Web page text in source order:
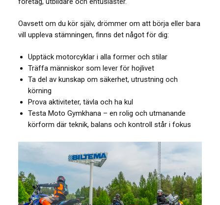
Oavsett om du kör själv, drömmer om att börja eller bara
vill uppleva stämningen, finns det något för dig:
Upptäck motorcyklar i alla former och stilar
Träffa människor som lever för hojlivet
Ta del av kunskap om säkerhet, utrustning och
körning
Prova aktiviteter, tävla och ha kul
Testa Moto Gymkhana – en rolig och utmanande
körform där teknik, balans och kontroll står i fokus